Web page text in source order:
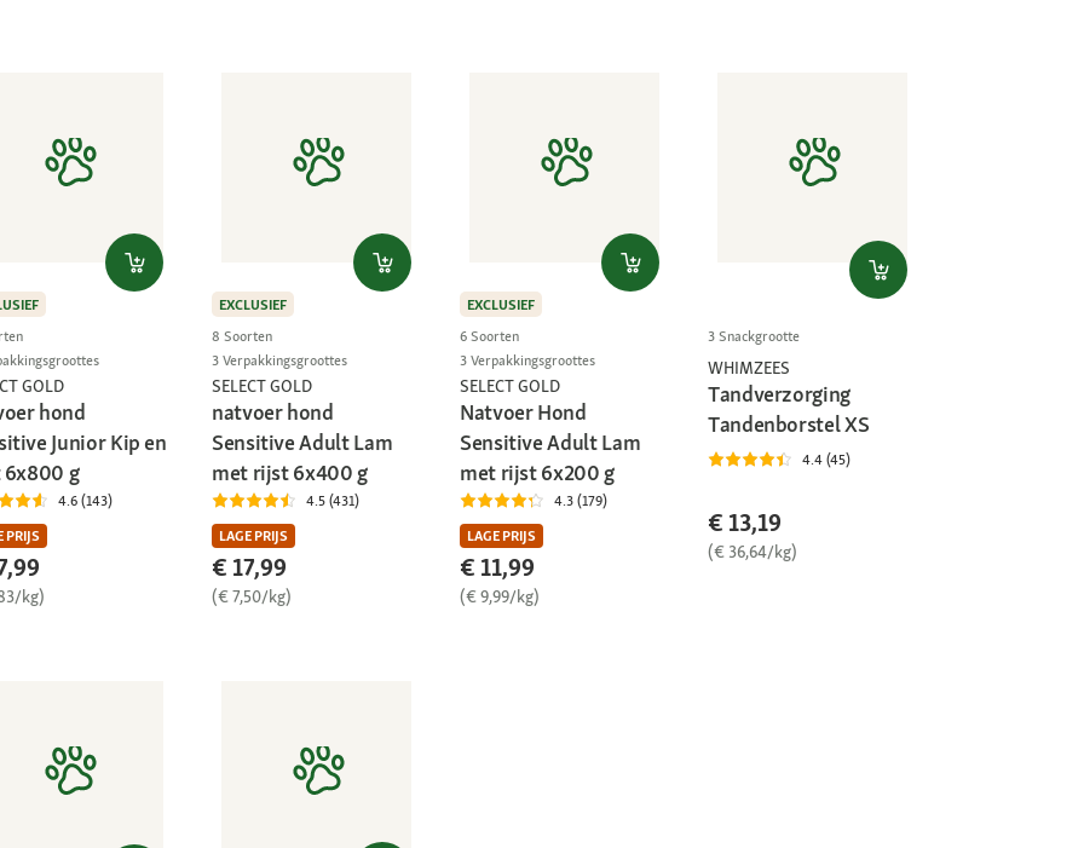
GOLD
hond
Junior Kip en
g
4.6 (143)
PRIJS
kg)
EXCLUSIEF
8 Soorten
3 Verpakkingsgroottes
SELECT GOLD
natvoer hond
Sensitive Adult Lam
met rijst 6x400 g
4.5 (431)
LAGE PRIJS
€ 17,99
(€ 7,50/kg)
EXCLUSIEF
6 Soorten
3 Verpakkingsgroottes
SELECT GOLD
Natvoer Hond
Sensitive Adult Lam
met rijst 6x200 g
4.3 (179)
LAGE PRIJS
€ 11,99
(€ 9,99/kg)
3 Snackgrootte
WHIMZEES
Tandverzorging
Tandenborstel XS
4.4 (45)
€ 13,19
(€ 36,64/kg)